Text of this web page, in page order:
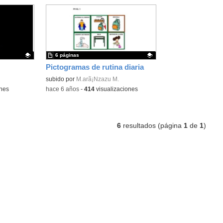
Pictogramas de rutina diaria
Contenido educativo.
subido por M.arã¡Nzazu M.
6 páginas
-hace 6 años- 414visualizaciones
6resultados (página 1de 1)